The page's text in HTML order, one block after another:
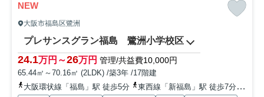
NEW
大阪市福島区鷺洲
プレサンスグラン福島 鷺洲小学校区
24.1万円～26万円 管理/共益費10,000円
65.44㎡～70.16㎡ (2LDK) /築3年 /17階建
大阪環状線「福島」駅 徒歩5分
東西線「新福島」駅 徒歩7分